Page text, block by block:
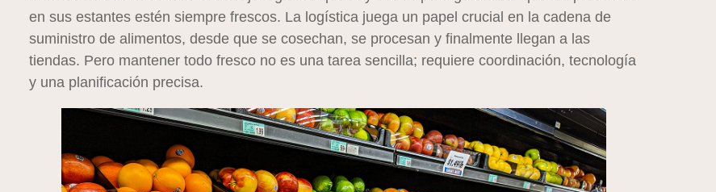
en sus estantes estén siempre frescos. La logística juega un papel crucial en la cadena de
suministro de alimentos, desde que se cosechan, se procesan y finalmente llegan a las
tiendas. Pero mantener todo fresco no es una tarea sencilla; requiere coordinación, tecnología
y una planificación precisa.